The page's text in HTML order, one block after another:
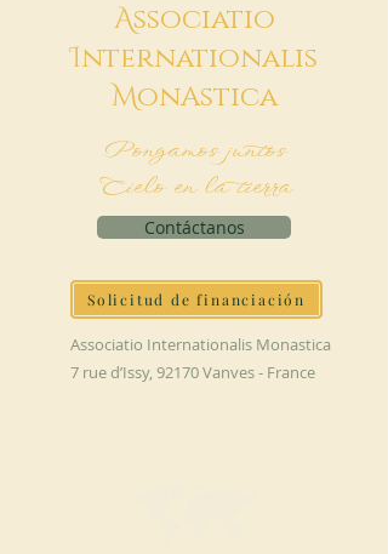
Associatio
Internationalis
MonAstica
Pongamos juntos
Cielo en la tierra
Contáctanos
Solicitud de financiación
Associatio Internationalis Monastica
7 rue d’Issy, 92170 Vanves - France